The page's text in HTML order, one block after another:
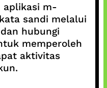
aplikasi m-
sandi melalui
hubungi
memperoleh
aktivitas